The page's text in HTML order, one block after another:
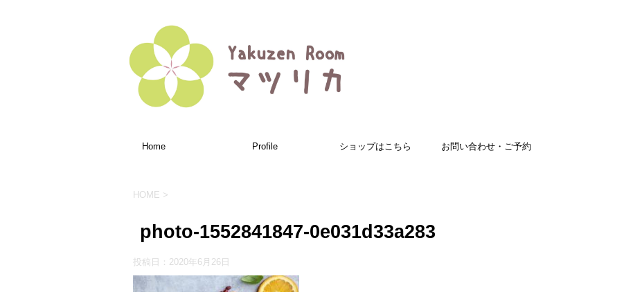
Home Profile ショップはこちら お問い合わせ・ご予約
HOME >
photo-1552841847-0e031d33a283
投稿日： 2020年6月26日